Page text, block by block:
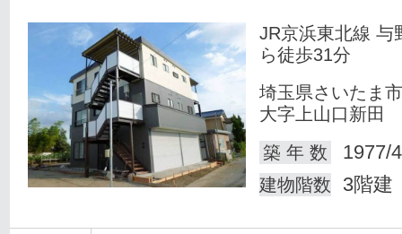
JR京浜東北線 与
ら徒歩31分
埼玉県さいたま
大字上山口新田
築 年 数
1977/
建物階数 3階建